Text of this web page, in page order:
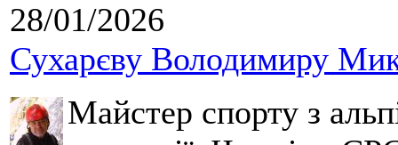
28/01/2026
Сухарєву Володимиру
Майстер спорту з